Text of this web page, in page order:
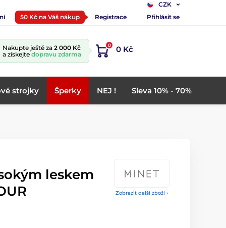
CZK
50 Kč na Váš nákup Registrace Přihlásit se
Nakupte ještě za 2 000 Kč
a získejte dopravu zdarma
0 0 Kč
strojky Šperky NEJ ! Sleva 10% - 70%
Zobrazit další zboží ›
leskem